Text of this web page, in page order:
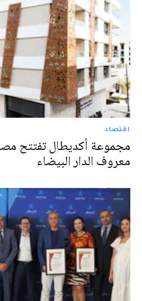
اقتصاد
مجموعة أكديطال تفتتح
معروف الدار البيضاء